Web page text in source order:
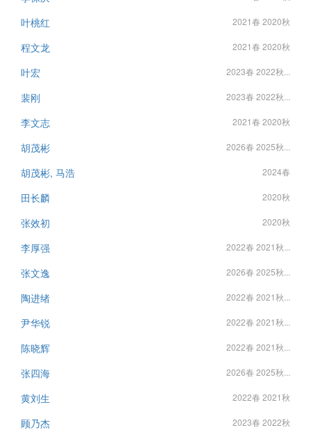
叶桃红 2021春 2020秋
程文龙 2021春 2020秋
叶宏 2023春 2022秋...
裴刚 2023春 2022秋...
李文志 2021春 2020秋
胡茂彬 2026春 2025秋...
胡茂彬, 马浩 2024春
田长麟 2020秋
张效初 2020秋
李厚强 2022春 2021秋...
张文逸 2026春 2025秋...
陶进绪 2022春 2021秋...
尹华锐 2022春 2021秋...
陈晓辉 2022春 2021秋...
张四海 2026春 2025秋...
黄刘生 2022春 2021秋
顾乃杰 2023春 2022秋